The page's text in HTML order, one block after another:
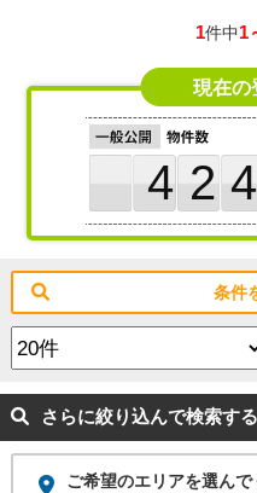
1件中1
現在の
424
条件
さらに絞り込んで検索する
ご希望のエリアを選んで